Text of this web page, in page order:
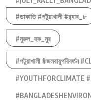
#ডাকাতি #পটুয়াখালী #র‍্যাব_৮
#নুরুল_হক_নুর
#পটুয়াখালী #জলবায়ুপরিবর্তন
#YOUTHFORCLIMATE